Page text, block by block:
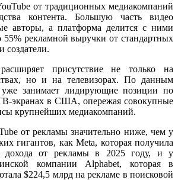
от традиционных медиакомпаний
контента. Большую часть видео
авторы, а платформа делится с ними
рекламной выручки от стандартных
создатели.
присутствие не только на
но и на телевизорах. По данным
уже занимает лидирующие позиции по
экранах в США, опережая совокупные
крупнейших медиакомпаний.
от рекламы значительно ниже, чем у
гигантов, как Meta, которая получила
дохода от рекламы в 2025 году, и у
компании Alphabet, которая в
$224,5 млрд на рекламе в поисковой